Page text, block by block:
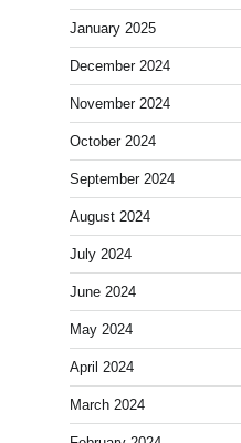
January 2025
December 2024
November 2024
October 2024
September 2024
August 2024
July 2024
June 2024
May 2024
April 2024
March 2024